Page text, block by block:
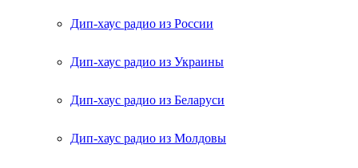
Дип-хаус радио из России
Дип-хаус радио из Украины
Дип-хаус радио из Беларуси
Дип-хаус радио из Молдовы